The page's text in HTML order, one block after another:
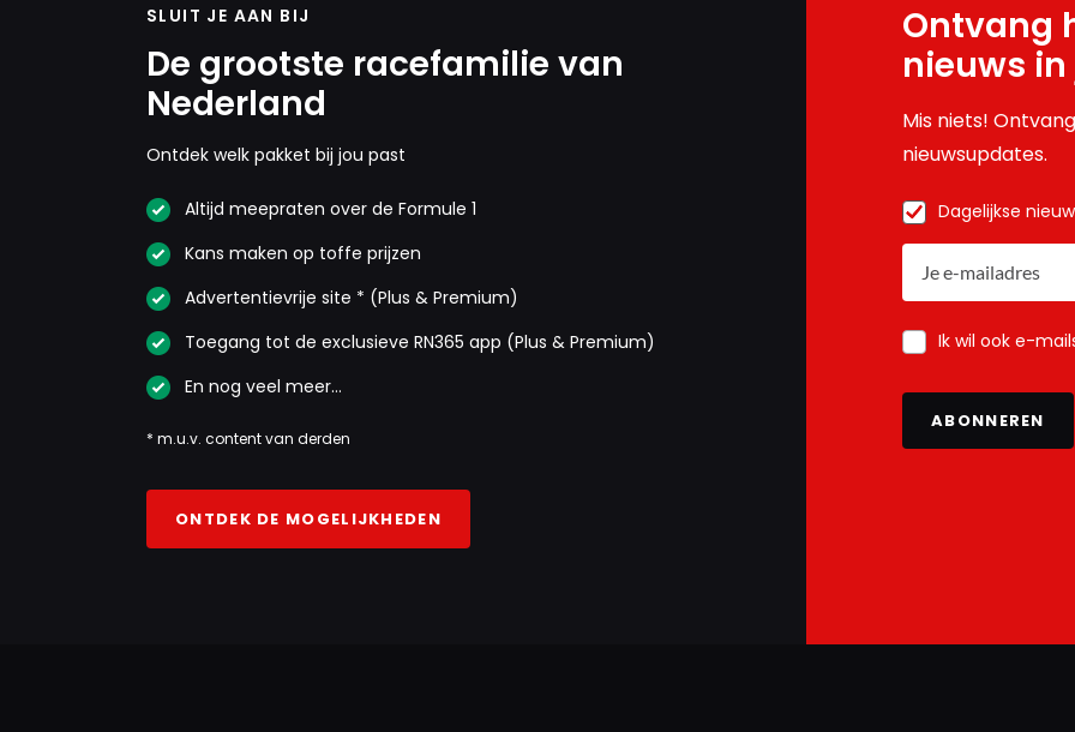
SLUIT JE AAN BIJ
De grootste racefamilie van
Nederland
Ontdek welk pakket bij jou past
Altijd meepraten over de Formule 1
Kans maken op toffe prijzen
Advertentievrije site * (Plus & Premium)
Toegang tot de exclusieve RN365 app (Plus & Premium)
En nog veel meer…
* m.u.v. content van derden
ONTDEK DE MOGELIJKHEDEN
Ontvang
nieuws
Mis niets!
nieuwsupdates.
Dagelijkse
Ik wil ook e-
ABONNEREN